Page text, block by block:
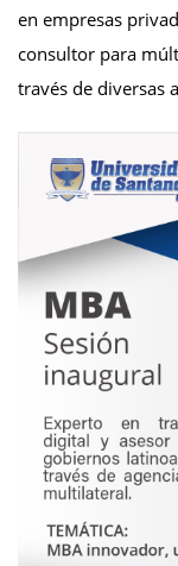
en empresas
consultor para
través de diversas